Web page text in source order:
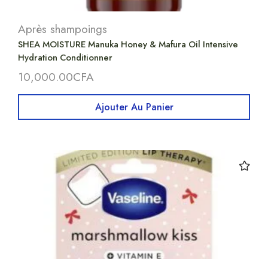
Après shampoings
SHEA MOISTURE Manuka Honey & Mafura Oil Intensive
Hydration Conditionner
10,000.00CFA
Ajouter Au Panier